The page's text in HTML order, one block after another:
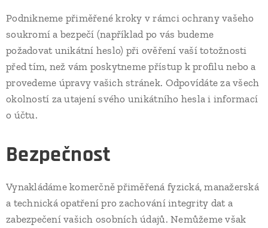
Podnikneme přiměřené kroky v rámci ochrany vašeho
soukromí a bezpečí (například po vás budeme
požadovat unikátní heslo) při ověření vaší totožnosti
před tím, než vám poskytneme přístup k profilu nebo a
provedeme úpravy vašich stránek. Odpovídáte za všech
okolností za utajení svého unikátního hesla i informací
o účtu.
Bezpečnost
Vynakládáme komerčně přiměřená fyzická, manažerská
a technická opatření pro zachování integrity dat a
zabezpečení vašich osobních údajů. Nemůžeme však